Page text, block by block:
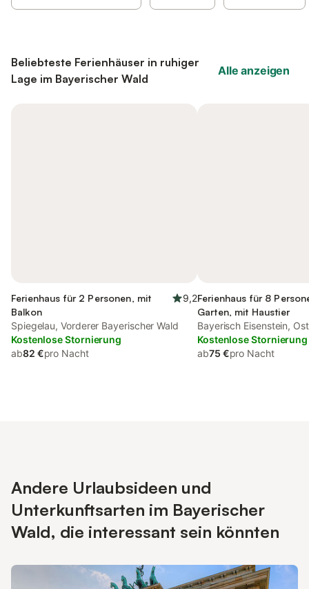
Beliebteste Ferienhäuser in ruhiger
Lage im Bayerischer Wald
Alle anzeigen
Ferienhaus für 2 Personen, mit
Balkon
9,2
Spiegelau, Vorderer Bayerischer Wald
Kostenlose Stornierung
ab82 €pro Nacht
Ferienhaus für 8
Garten, mit Haustier
Bayerisch Eisenstein,
Kostenlose Stornierung
ab75 €pro Nacht
Andere Urlaubsideen und
Unterkunftsarten im Bayerischer
Wald, die interessant sein könnten